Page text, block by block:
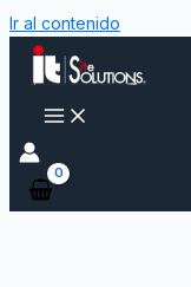
Ir al contenido